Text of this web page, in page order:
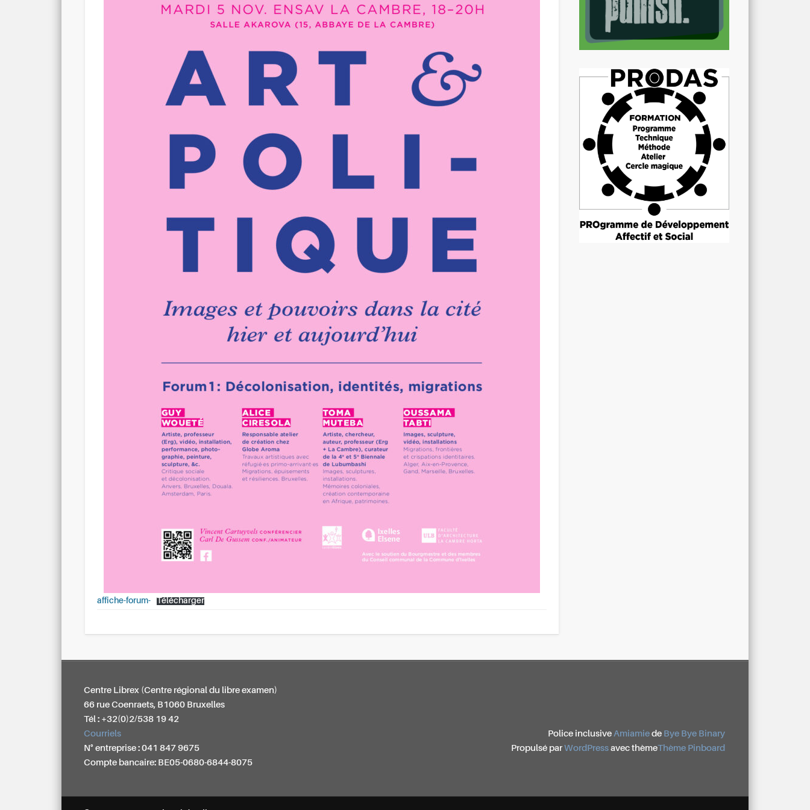
affiche-forum- Télécharger
Centre Librex (Centre régional du libre examen)
66 rue Coenraets, B1060 Bruxelles
Tél : +32(0)2/538 19 42
Courriels
N° entreprise : 041 847 9675
Compte bancaire: BE05-0680-6844-8075
Police inclusive Amiamiede Bye Bye Binary
Propulsé par WordPressavec thèmeThème Pinboard